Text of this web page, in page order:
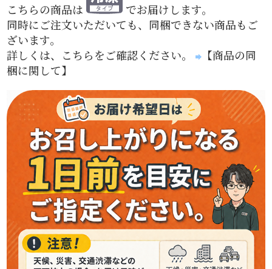
こちらの商品は
でお届けします。
同時にご注文いただいても、同梱できない商品もご
ざいます。
詳しくは、こちらをご確認ください。
【商品の同
梱に関して】